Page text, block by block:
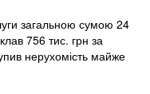
загальною сумою 24
756 тис. грн за
нерухомість майже